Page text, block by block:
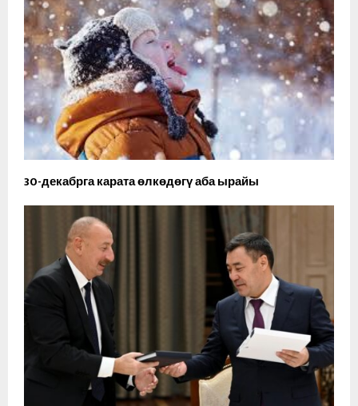
30-декабрга карата өлкөдөгү аба ырайы